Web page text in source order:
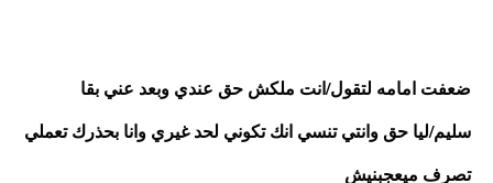
ضعفت امامه لتقول/انت ملكش حق عندي وبعد عني بقا
تصرف ميعجبنيش